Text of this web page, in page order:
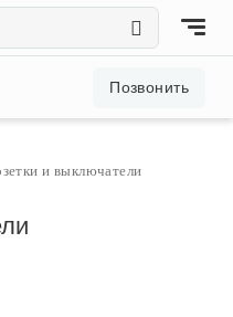
Позвонить
и выключатели
××